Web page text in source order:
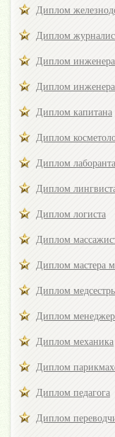
Диплом
Диплом
Диплом инженера
Диплом инженера
Диплом капитана
Диплом
Диплом лаборанта
Диплом
Диплом логиста
Диплом
Диплом мастера
Диплом
Диплом
Диплом механика
Диплом
Диплом педагога
Диплом